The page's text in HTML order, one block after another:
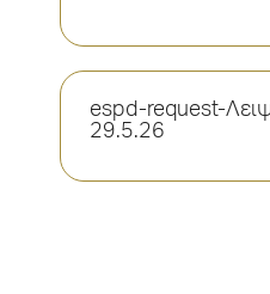
espd-request-
29.5.26